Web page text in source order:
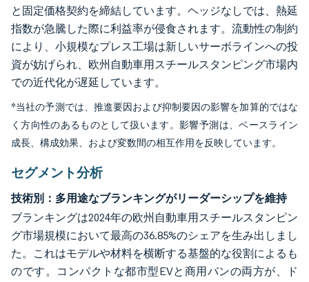
と固定価格契約を締結しています。ヘッジなしでは、熱延
指数が急騰した際に利益率が侵食されます。流動性の制約
により、小規模なプレス工場は新しいサーボラインへの投
資が妨げられ、欧州自動車用スチールスタンピング市場内
での近代化が遅延しています。
*当社の予測では、推進要因および抑制要因の影響を加算的ではな
く方向性のあるものとして扱います。影響予測は、ベースライン
成長、構成効果、および変数間の相互作用を反映しています。
セグメント分析
技術別：多用途なブランキングがリーダーシップを維持
ブランキングは2024年の欧州自動車用スチールスタンピン
グ市場規模において最高の36.85%のシェアを生み出しまし
た。これはモデルや材料を横断する基盤的な役割によるも
のです。コンパクトな都市型EVと商用バンの両方が、ド